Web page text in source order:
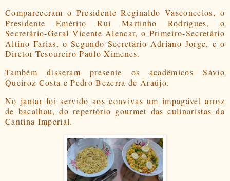
Compareceram o Presidente Reginaldo Vasconcelos, o
Presidente Emérito Rui Martinho Rodrigues, o
Secretário-Geral Vicente Alencar, o Primeiro-Secretário
Altino Farias, o Segundo-Secretário Adriano Jorge, e o
Diretor-Tesoureiro Paulo Ximenes.
Também disseram presente os acadêmicos Sávio
Queiroz Costa e Pedro Bezerra de Araújo.
No jantar foi servido aos convivas um impagável arroz
de bacalhau, do repertório gourmet das culinaristas da
Cantina Imperial.